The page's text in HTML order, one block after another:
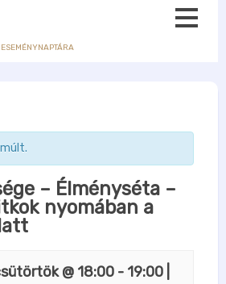
– Élményséta –
nyomában a
@ 18:00 - 19:00